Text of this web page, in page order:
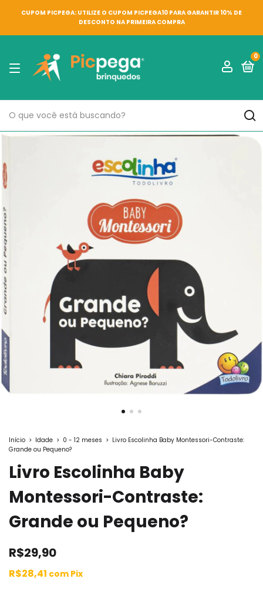
CUPOM PICPEGA: UTILIZE O CUPOM PICPEGA10 PARA GARANTIR 10% DE
DESCONTO NA PRIMEIRA COMPRA
0
Início > Idade > 0 - 12 meses > Livro Escolinha Baby Montessori-Contraste:
Grande ou Pequeno?
Livro Escolinha Baby
Montessori-Contraste:
Grande ou Pequeno?
R$29,90
R$28,41 com Pix